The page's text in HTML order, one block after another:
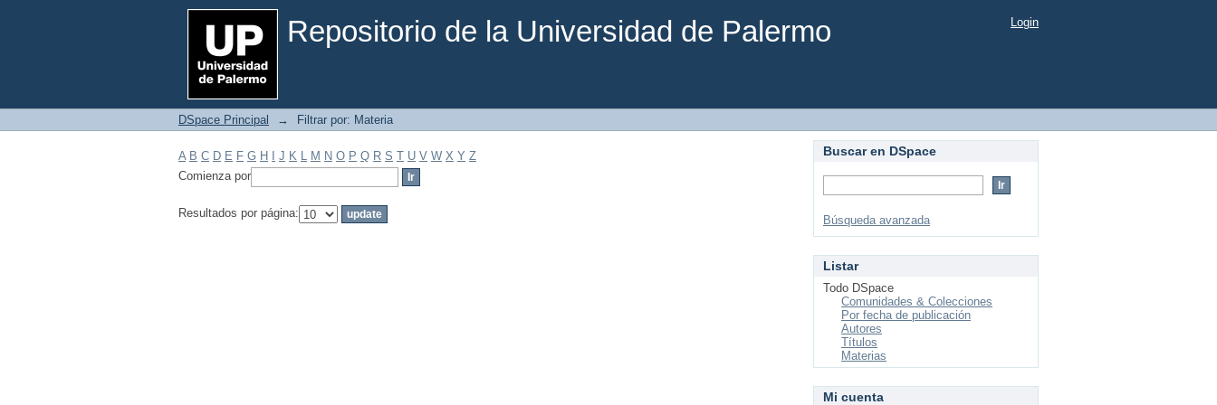
Repositorio de la Universidad de Palermo
Filtrar por: Materia Login
DSpace Principal → Filtrar por: Materia
A B C D E F G H J K L M N O P Q R S T U V W X Y Z
Comienza por
Resultados por página:
Buscar en DSpace
Búsqueda avanzada
Listar
Todo DSpace
Comunidades & Colecciones
Por fecha de publicación
Autores
Títulos
Materias
Mi cuenta